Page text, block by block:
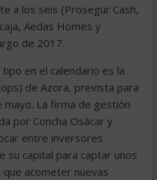
a los seis (Prosegur Cash,
Aedas Homes y
de 2017.
en el calendario es la
de Azora, prevista para
La firma de gestión
por Concha Osácar y
entre inversores
su capital para captar unos
acometer nuevas